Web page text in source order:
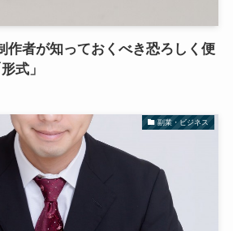
作者が知っておくべき恐ろしく便
式」
副業・ビジネス